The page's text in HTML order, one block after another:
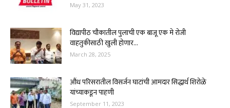
May 31, 2023
विद्यापीठ चौकातील पुलाची एक बाजू एक मे रोजी
वाहतुकीसाठी खुली होणार...
March 28, 2025
औंध परिसरातील विसर्जन घाटांची आमदार सिद्धार्थ शिरोळे
यांच्याकडून पाहणी
September 11, 2023